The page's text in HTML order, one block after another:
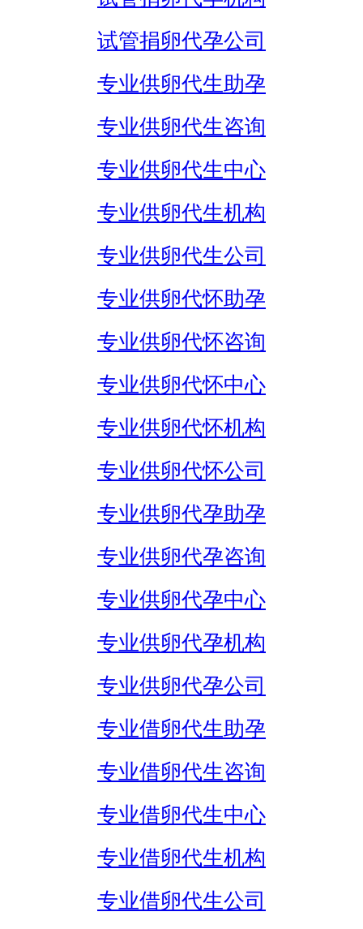
试管捐卵代孕公司
专业供卵代生助孕
专业供卵代生咨询
专业供卵代生中心
专业供卵代生机构
专业供卵代生公司
专业供卵代怀助孕
专业供卵代怀咨询
专业供卵代怀中心
专业供卵代怀机构
专业供卵代怀公司
专业供卵代孕助孕
专业供卵代孕咨询
专业供卵代孕中心
专业供卵代孕机构
专业供卵代孕公司
专业借卵代生助孕
专业借卵代生咨询
专业借卵代生中心
专业借卵代生机构
专业借卵代生公司